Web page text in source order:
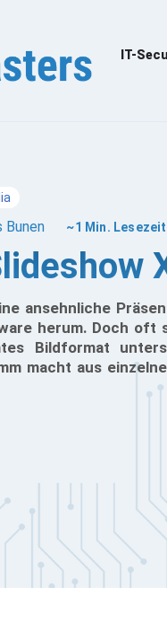
IT-
Bunen ~1 Min. Lesezeit
ansehnliche
herum. Doch oft
Bildformat
macht aus